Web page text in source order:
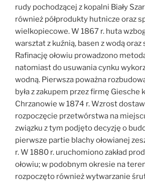
rudy pochodzącej z kopalni Biały
również półprodukty hutnicze oraz
wielkopiecowe. W 1867 r. huta
warsztat z kuźnią, basen z wodą oraz
Rafinację ołowiu prowadzono
natomiast do usuwania cynku
wodną. Pierwsza poważna
była z zakupem przez firmę Giesche
Chrzanowie w 1874 r. Wzrost
rozpoczęcie przetwórstwa na
związku z tym podjęto decyzję o
pierwsze partie blachy ołowianej
r. W 1880 r. uruchomiono zakład
ołowiu; w podobnym okresie na
rozpoczęto również wytwarzanie